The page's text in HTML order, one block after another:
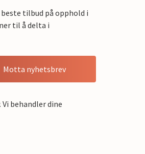
tilbud på opphold i
til å delta i
Motta nyhetsbrev
behandler dine